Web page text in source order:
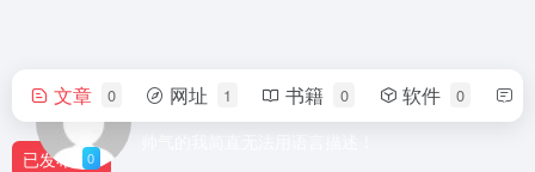
yan198917
文章 0 网址 1 书籍 0 软件 0
已发布 0